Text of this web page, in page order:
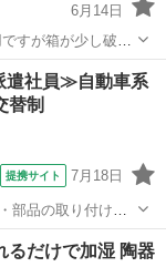
6月14日
すが箱が少し破れ
、ACアダプタで
ミッキー
遣社員≫自動車系
替制
提携サイト 7月18日
部品の取り付け・
装・検査など、各
るだけで加湿 陶器